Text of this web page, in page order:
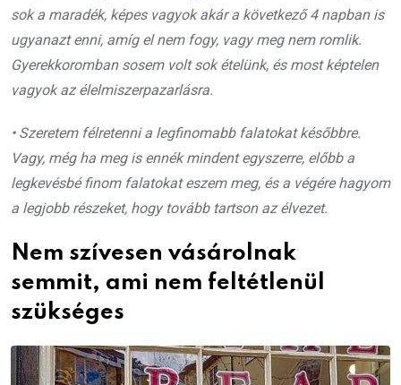
sok a maradék, képes vagyok akár a következő 4 napban is
ugyanazt enni, amíg el nem fogy, vagy meg nem romlik.
Gyerekkoromban sosem volt sok ételünk, és most képtelen
vagyok az élelmiszerpazarlásra.
• Szeretem félretenni a legfinomabb falatokat későbbre.
Vagy, még ha meg is ennék mindent egyszerre, előbb a
legkevésbé finom falatokat eszem meg, és a végére hagyom
a legjobb részeket, hogy tovább tartson az élvezet.
Nem szívesen vásárolnak
semmit, ami nem feltétlenül
szükséges